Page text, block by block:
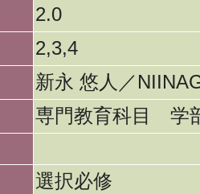
2.0
2,3,4
新永 悠人／
専門教育科目 学
選択必修